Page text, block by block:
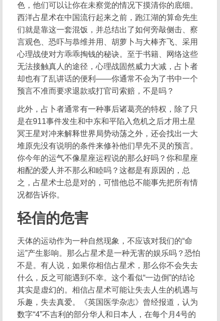
色，他们可以让你在未察觉的情况下摸清你的底细。
西洋占星术在中国流行起来之前，跑江湖的算命先生
们就是靠这一套混饭，并总结出了如何旁敲侧击、察
言观色、恐吓与恭维并用、胡萝卜与大棒齐飞、采用
心理战使对方乖乖掏钱的秘诀。至于书籍、网络这些
无法接触真人的途径，心理战固然威力大减，占卜者
却也有了乱讲话的便利——你通常不会为了书中一个
预言不准而要求退款或打官司索赔，不是吗？
此外，占卜者通常有一种事后诸葛亮的特权，除了只
是在911事件发生和中东和平陷入危机之后才用土星
冥王星对冲来解释世界局势动荡之外，还会找出一大
堆原先没有说明的条件来修补他们早先不灵的预言。
你今年的运气不像星座运程说的那么好吗？你和星座
相配的爱人并不那么和睦吗？这都是有原因的，总
之，占星术士总是对的，可惜他总不能事先把所有情
况都告诉你。
轻信的危害
天体的运动作为一种自然现象，不应该对我们的“命
运”产生影响。那么占星术是一种无害的娱乐吗？恐怕
不是。有人说，如果你相信占星术，那么你不会失去
什么，反之可能遇到不幸。这个看似“一边倒”的结论
其实是虚幻的。相信占星术可能让失去人生的机遇与
乐趣，失去真爱。《英国医学杂志》曾经报道，认为
数字“4”不吉利的部分华人和日本人，在每个月4号的